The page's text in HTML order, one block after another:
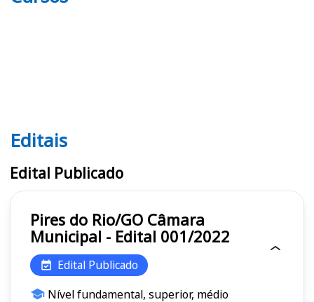
Editais
Editais
Edital Publicado
Pires do Rio/GO Câmara
Municipal - Edital 001/2022
Edital Publicado
Nível fundamental, superior, médio